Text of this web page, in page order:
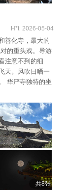
H*t 2026-05-04
善化寺，最大的
的重头戏。导游
注意不到的细
天。风吹日晒一
华严寺独特的坐
然开朗了。而
盛开的花一样。
得简直像活人。
史厚度需要引导
都讲活了。千年
导游也很棒，能
值。
共8张